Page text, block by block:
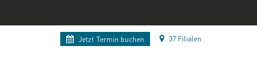
Jetzt Termin buchen 37 Filialen